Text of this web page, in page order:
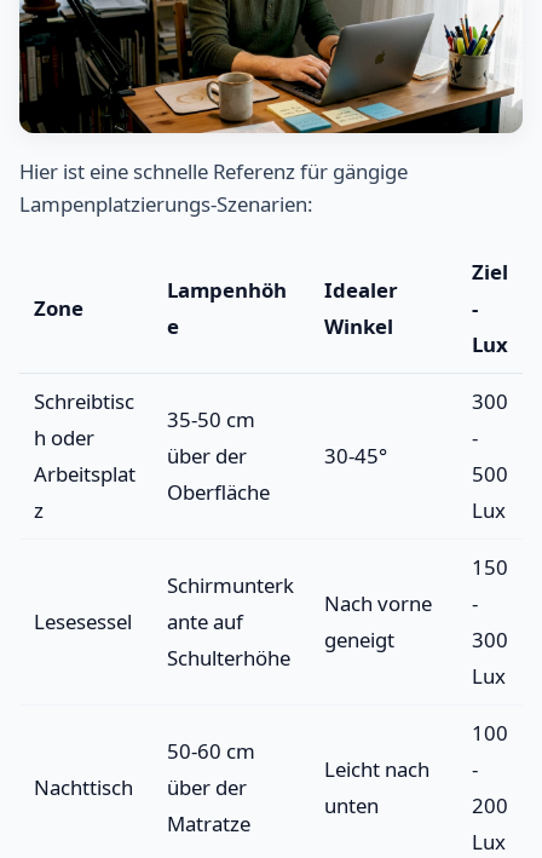
Hier ist eine schnelle Referenz für gängige
Lampenplatzierungs-Szenarien:
Zone
Lampenhöh
e
Idealer
Winkel
Ziel
-
Lux
Schreibtisc
h oder
Arbeitsplat
z
35-50 cm
über der
Oberfläche
30-45°
300
-
500
Lux
Lesesessel
Schirmunterk
ante auf
Schulterhöhe
Nach vorne
geneigt
150
-
300
Lux
Nachttisch
50-60 cm
über der
Matratze
Leicht nach
unten
100
-
200
Lux